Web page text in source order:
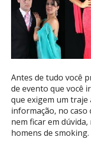
Antes de tudo você
de evento que você
que exigem um traje
informação, no caso
nem ficar em
homens de smoking.